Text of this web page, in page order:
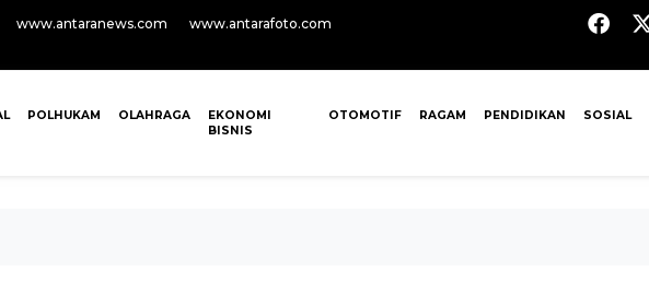
www.antaranews.com www.antarafoto.com
POLHUKAM OLAHRAGA
EKONOMI
BISNIS
OTOMOTIF RAGAM PENDIDIKAN SOSIAL